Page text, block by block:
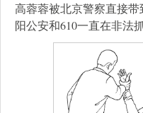
高蓉蓉被北京警察直接
阳公安和610一直在非法